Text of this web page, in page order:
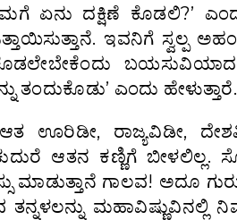
ಏನು ದಕ್ಷಿಣೆ ಕೊಡಲಿ?’
ಇವನಿಗೆ ಸ್ವಲ್ಪ
ತಂದುಕೊಡು’ ಎಂದು ಹೇಳುತ್ತಾರೆ.
ಊರಿಡೀ, ರಾಜ್ಯವಿಡೀ,
ಆತನ ಕಣ್ಣಿಗೆ
ಮಾಡುತ್ತಾನೆ ಗಾಲವ! ಅದೂ
ಮಹಾವಿಷ್ಣುವಿನಲ್ಲಿ